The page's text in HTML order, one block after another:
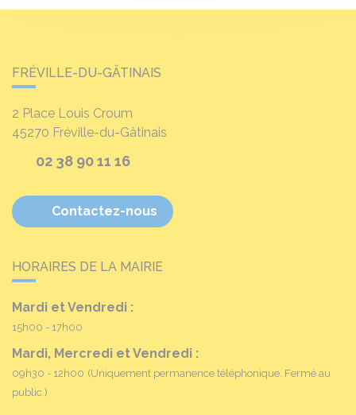
FRÉVILLE-DU-GÂTINAIS
2 Place Louis Croum
45270 Fréville-du-Gâtinais
02 38 90 11 16
Contactez-nous
HORAIRES DE LA MAIRIE
Mardi et Vendredi :
15h00 - 17h00
Mardi, Mercredi et Vendredi :
09h30 - 12h00 (Uniquement permanence téléphonique. Fermé au
public.)